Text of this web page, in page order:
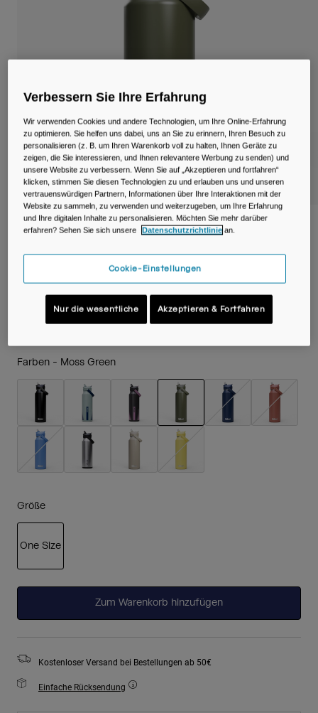
Gürtel & Hüfttaschen
Fahrradtaschen
Trinkblasen
Zubehör
Alle kaufen
Thrive™ Flip Straw 1,2 L Flasche, isolierter
38310-406-OS
54,99 €
Farben - Moss Green
ausgewählt
Größe
One Size
Zum Warenkorb hinzufügen
Kostenloser Versand bei Bestellungen ab 50€
Einfache Rücksendung
Verbessern Sie Ihre Erfahrung
Wir verwenden Cookies und andere Technologien, um Ihre Online-Erfahrung
zu optimieren. Sie helfen uns dabei, uns an Sie zu erinnern, Ihren Besuch zu
personalisieren (z. B. um Ihren Warenkorb voll zu halten, Ihnen Geräte zu
zeigen, die Sie interessieren, und Ihnen relevantere Werbung zu senden) und
unsere Website zu verbessern. Wenn Sie auf „Akzeptieren und fortfahren“
klicken, stimmen Sie diesen Technologien zu und erlauben uns und unseren
vertrauenswürdigen Partnern, Informationen über Ihre Interaktionen mit der
Website zu sammeln, zu verwenden und weiterzugeben, um Ihre Erfahrung
und Ihre digitalen Inhalte zu personalisieren. Möchten Sie mehr darüber
erfahren? Sehen Sie sich unsere
Datenschutzrichtlinie an.
Cookie-Einstellungen
Nur die wesentliche Akzeptieren & Fortfahren